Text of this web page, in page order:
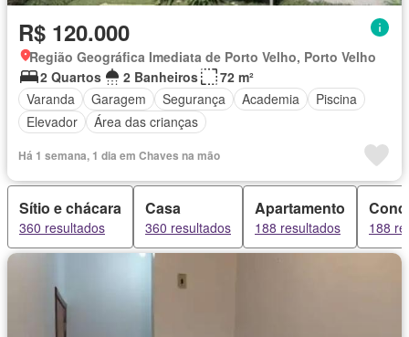
R$ 120.000
Região Geográfica Imediata de Porto Velho, Porto Velho
2 Quartos
2 Banheiros
72 m²
Varanda
Garagem Segurança Academia
Piscina
Elevador
Área das crianças
Há 1 semana, 1 dia em Chaves na mão
Sítio e chácara
360 resultados
Casa
360 resultados
Apartamento
188 resultados 188